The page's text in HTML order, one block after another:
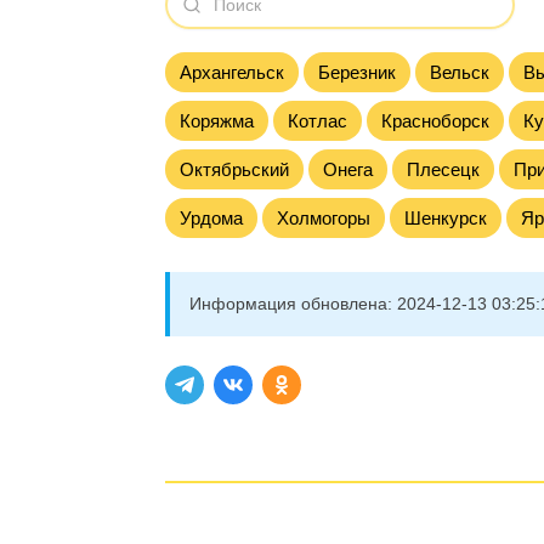
Архангельск Березник Вельск
Коряжма Котлас Красноборск
Октябрьский Онега Плесецк
Урдома Холмогоры Шенкурск
Информация обновлена: 2024-12-13